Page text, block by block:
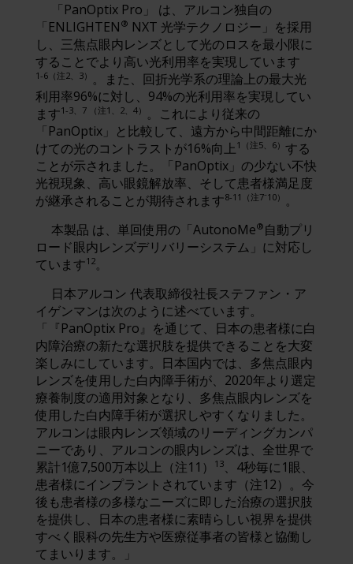
「PanOptix Pro」 は、アルコン独自の
「ENLIGHTEN ® NXT 光学テクノロジー」を採用
し、三焦点眼内レンズとして光のロスを最小限に
することでより高い光利用率を実現しています
1-6（注2、3） 。また、回折光学系の理論上の最大光
利用率96%に対し、94%の光利用率を実現してい
ます1-3、7 （注1、2、4） 。これにより従来の
「PanOptix」と比較して、遠方から中間距離にか
けての光のコントラストが16%向上 1（注5、6） する
ことが示されました。「PanOptix」の少ない不快
光視現象、高い眼鏡解放率、そして患者様満足度
が継承されることが期待されます8-11（注7⁻10） 。
本製品 は、単回使用の「AutonoMe® 自動プリ
ロード眼内レンズデリバリーシステム」に対応し
ています12。
日本アルコン 代表取締役社長ステファン・ア
イゲンマンは次のように述べています。
「『PanOptix Pro』を通じて、日本の患者様に白
内障治療の新たな選択肢を提供できることを大変
楽しみにしています。日本国内では、多焦点眼内
レンズを使用した白内障手術が、2020年より選定
療養制度の適用対象となり、多焦点眼内レンズを
使用した白内障手術が選択しやすくなりました。
アルコンは眼内レンズ領域のリーディングカンパ
ニーであり、アルコンの眼内レンズは、全世界で
累計1億7,500万本以上（注11）
13、4秒毎に1眼、
患者様にインプラントされています（注12）。今
後も患者様の多様なニーズに即した治療の選択肢
を提供し、日本の患者様に素晴らしい視界を提供
すべく眼科の先生方や医療従事者の皆様と協働し
てまいります。」